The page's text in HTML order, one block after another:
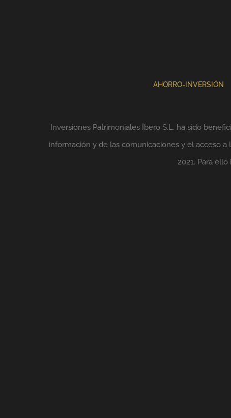
AHORRO-INVERSIÓN
Inversiones Patrimoniales Íbero S.L. ha sido
información y de las comunicaciones y el acceso a
2021. Para